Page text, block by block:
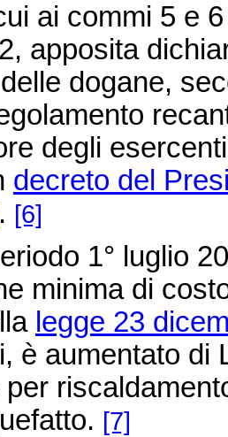
ai commi 5 e
apposita
dogane,
degli
decreto del
. [6]
1° luglio
minima di
legge 23
è aumentato di
[7]